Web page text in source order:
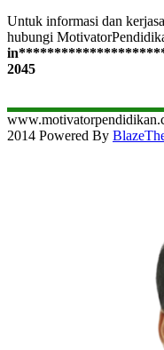
Untuk informasi dan
hubungi
in
2045
2014 Powered By